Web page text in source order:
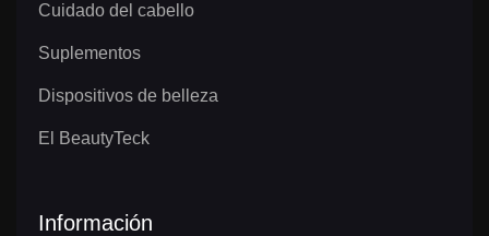
Cuidado del cabello
Suplementos
Dispositivos de belleza
El BeautyTeck
Información